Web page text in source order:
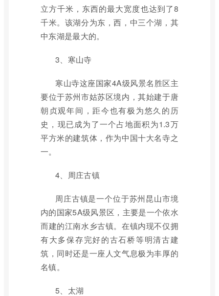
立方千米，东西的最大宽度也达到了8
千米。该湖分为东，西，中三个湖，其
中东湖是最大的。
3、寒山寺
寒山寺这座国家4A级风景名胜区主
要位于苏州市姑苏区境内，其始建于唐
朝贞观年间，距今也有极为悠久的历
史，现已成为了一个占地面积为1.3万
平方米的建筑体，作为中国十大名寺之
一。
4、周庄古镇
周庄古镇是一个位于苏州昆山市境
内的国家5A级风景区，主要是一个依水
而建的江南水乡古镇。在镇内现不仅拥
有大多保存完好的古石桥等明清古建
筑，同时还是一座人文气息极为丰厚的
名镇。
5、太湖